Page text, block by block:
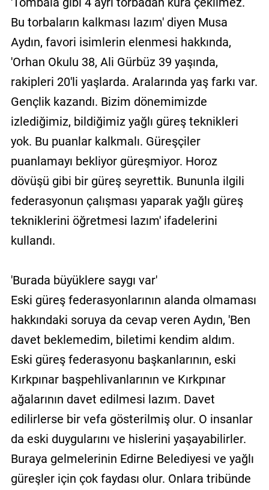
Bu torbaların kalkması lazım' diyen Musa
Aydın, favori isimlerin elenmesi hakkında,
'Orhan Okulu 38, Ali Gürbüz 39 yaşında,
rakipleri 20'li yaşlarda. Aralarında yaş farkı var.
Gençlik kazandı. Bizim dönemimizde
izlediğimiz, bildiğimiz yağlı güreş teknikleri
yok. Bu puanlar kalkmalı. Güreşçiler
puanlamayı bekliyor güreşmiyor. Horoz
dövüşü gibi bir güreş seyrettik. Bununla ilgili
federasyonun çalışması yaparak yağlı güreş
tekniklerini öğretmesi lazım' ifadelerini
kullandı.
'Burada büyüklere saygı var'
Eski güreş federasyonlarının alanda olmaması
hakkındaki soruya da cevap veren Aydın, 'Ben
davet beklemedim, biletimi kendim aldım.
Eski güreş federasyonu başkanlarının, eski
Kırkpınar başpehlivanlarının ve Kırkpınar
ağalarının davet edilmesi lazım. Davet
edilirlerse bir vefa gösterilmiş olur. O insanlar
da eski duygularını ve hislerini yaşayabilirler.
Buraya gelmelerinin Edirne Belediyesi ve yağlı
güreşler için çok faydası olur. Onlara tribünde